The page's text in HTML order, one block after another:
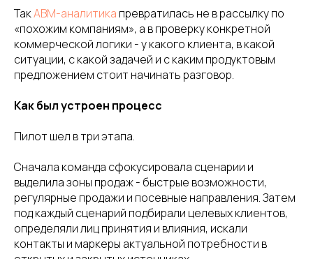
ТакABM-аналитика превратилась не в рассылку по
«похожим компаниям», а в проверку конкретной
коммерческой логики - у какого клиента, в какой
ситуации, с какой задачей и с каким продуктовым
предложением стоит начинать разговор.
Как был устроен процесс
Пилот шел в три этапа.
Сначала команда сфокусировала сценарии и
выделила зоны продаж - быстрые возможности,
регулярные продажи и посевные направления. Затем
под каждый сценарий подбирали целевых клиентов,
определяли лиц принятия и влияния, искали
контакты и маркеры актуальной потребности в